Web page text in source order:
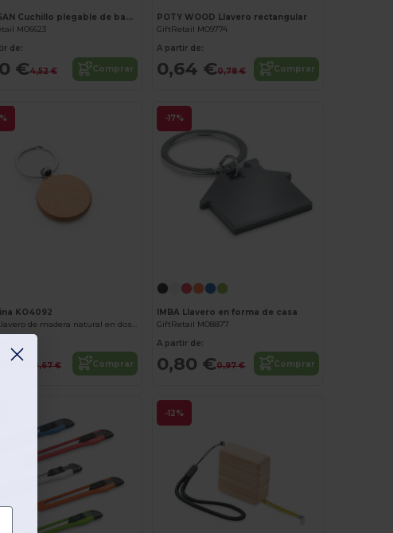
MANSAN Cuchillo plegable de bambú
MO6623
de:
€4,52 € Comprar
POTY WOOD Llavero rectangular
GiftRetail MO9774
A partir de:
0,64 €0,78 € Comprar
KO4092
SILA Llavero de madera natural en dos formatos con anilla metálica
€ 0,67 € Comprar
-17%
IMBA Llavero en forma de casa
GiftRetail MO8877
A partir de:
0,80 €0,97 € Comprar
-12%